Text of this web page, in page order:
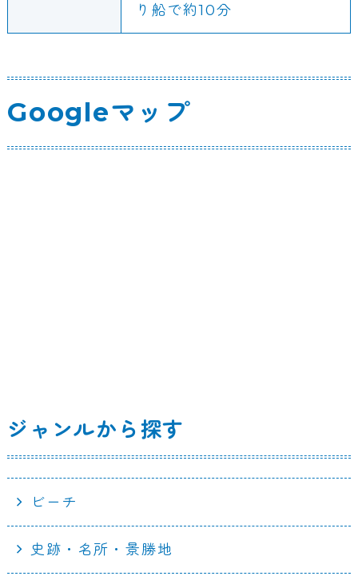
り船で約10分
Googleマップ
ジャンルから探す
ビーチ
史跡・名所・景勝地